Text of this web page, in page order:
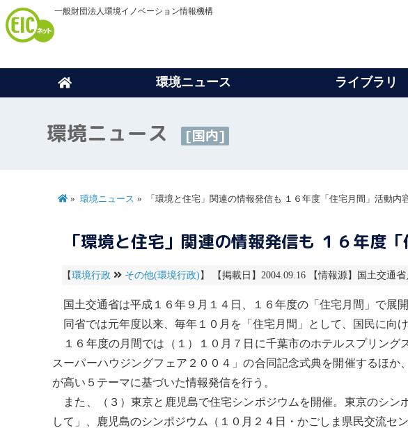
一般財団法人環境イノベーション情報機構
環境ニュース ライブラリ
環境ニュース [国内]
環境ニュース 「環境と住宅」関連の情報発信も １６年度「住宅月間」活動内
「環境と住宅」関連の情報発信も １６年度
【環境行政 その他(環境行政) 】 【掲載日】2004.09.16 【情報源】国土交通省
国土交通省は平成１６年９月１４日、１６年度の「住宅月間」で展
同省では元年度以来、毎年１０月を「住宅月間」として、国民に向
１６年度の月間では（１）１０月７日に千葉市のホテルスプリング
スーパーハウジングフェア２００４」の合同記念式典を開催するほ
が高い５テーマに基づいた情報発信を行う。
また、（３）東京と鹿児島で住宅シンポジウムを開催。東京のシン
して」、鹿児島のシンポジウム（１０月２４日・かごしま県民交流セ